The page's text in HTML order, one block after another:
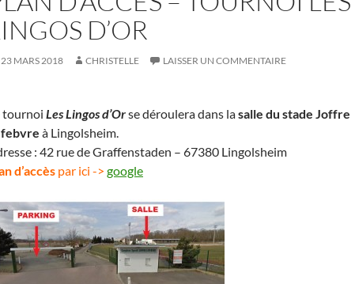
D’OR
23 MARS 2018 CHRISTELLE LAISSER UN COMMENTAIRE
tournoi Les Lingos d’Orse déroulera dans lasalle du stade Joffre
à Lingolsheim.
: 42 rue de Graffenstaden – 67380 Lingolsheim
d’accès par ici -> google